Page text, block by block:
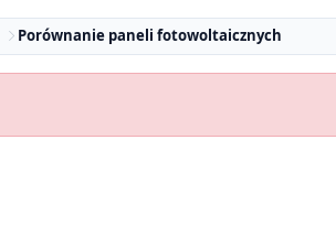
Porównanie paneli fotowoltaicznych